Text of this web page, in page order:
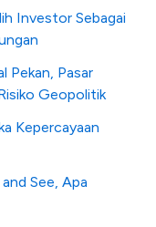
Investor Sebagai
Pekan, Pasar
Geopolitik
Kepercayaan
See, Apa